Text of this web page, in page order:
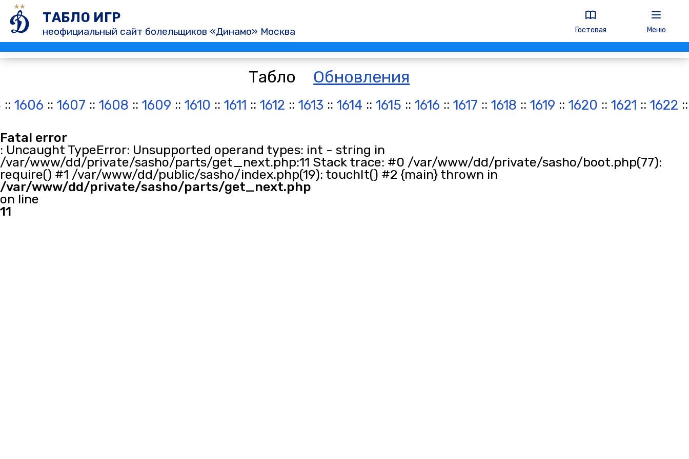
ТАБЛО ИГР
неофициальный сайт болельщиков «Динамо» Москва Гостевая Меню
Табло Обновления
:: 1606 :: 1607 :: 1608 :: 1609 :: 1610 :: 1611 :: 1612 :: 1613 :: 1614 :: 1615 :: 1616 :: 1617 :: 1618 :: 1619 :: 1620 :: 1621 :: 1622
Fatal error
: Uncaught TypeError: Unsupported operand types: int - string in
/var/www/dd/private/sasho/parts/get_next.php:11 Stack trace: #0 /var/www/dd/private/sasho/boot.php(77):
require() #1 /var/www/dd/public/sasho/index.php(19): touchIt() #2 {main} thrown in
/var/www/dd/private/sasho/parts/get_next.php
on line
11